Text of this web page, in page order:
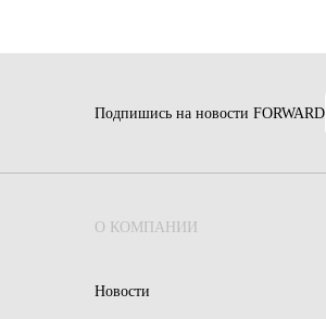
Подпишись на новости FORWARD
О КОМПАНИИ
Новости